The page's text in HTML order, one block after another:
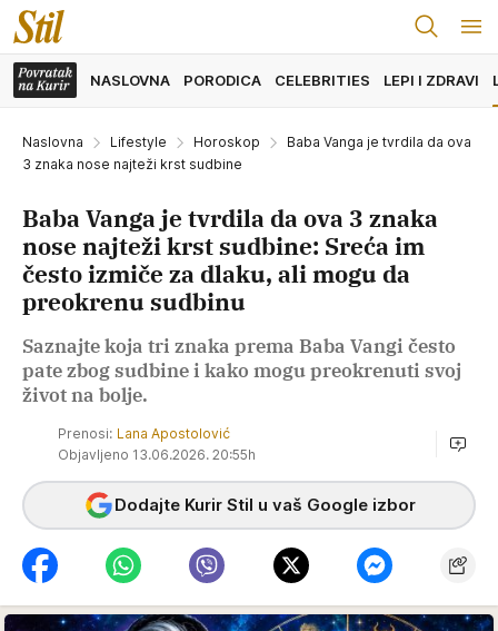
NASLOVNA PORODICA CELEBRITIES LEPI I ZDRAVI
Naslovna Lifestyle Horoskop
Baba Vanga je tvrdila da ova
3 znaka nose najteži krst sudbine
Baba Vanga je tvrdila da ova 3 znaka
nose najteži krst sudbine: Sreća im
često izmiče za dlaku, ali mogu da
preokrenu sudbinu
Saznajte koja tri znaka prema Baba Vangi često
pate zbog sudbine i kako mogu preokrenuti svoj
život na bolje.
Prenosi: Lana Apostolović
Objavljeno 13.06.2026. 20:55h
Dodajte Kurir Stil u vaš Google izbor